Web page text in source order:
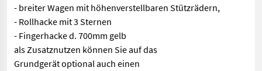
- breiter Wagen mit höhenverstellbaren Stützrädern,
- Rollhacke mit 3 Sternen
- Fingerhacke d. 700mm gelb
als Zusatznutzen können Sie auf das
Grundgerät optional auch einen